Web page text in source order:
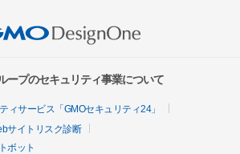
ープのセキュリティ事業について
ィサービス「GMOセキュリティ24」
サイトリスク診断
ボット